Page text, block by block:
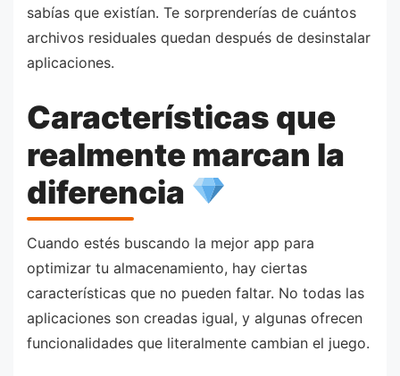
sabías que existían. Te sorprenderías de cuántos
archivos residuales quedan después de desinstalar
aplicaciones.
Características que
realmente marcan la
diferencia
Cuando estés buscando la mejor app para
optimizar tu almacenamiento, hay ciertas
características que no pueden faltar. No todas las
aplicaciones son creadas igual, y algunas ofrecen
funcionalidades que literalmente cambian el juego.